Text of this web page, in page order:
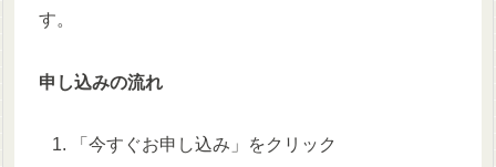
す。
申し込みの流れ
「今すぐお申し込み」をクリック